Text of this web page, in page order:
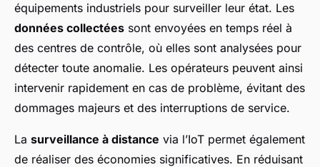
équipements industriels pour surveiller leur état. Les
données collectées sont envoyées en temps réel à
des centres de contrôle, où elles sont analysées pour
détecter toute anomalie. Les opérateurs peuvent ainsi
intervenir rapidement en cas de problème, évitant des
dommages majeurs et des interruptions de service.
La surveillance à distance via l’IoT permet également
de réaliser des économies significatives. En réduisant